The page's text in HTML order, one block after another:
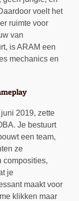
voelt het
ruimte voor
van
is ARAM een
mechanics en
2019, zette
Je bestuurt
een team,
ze
composities,
je
maakt voor
klikken maar